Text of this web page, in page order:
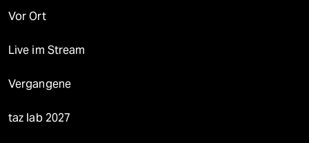
Vor Ort
Live im Stream
Vergangene
taz lab 2027